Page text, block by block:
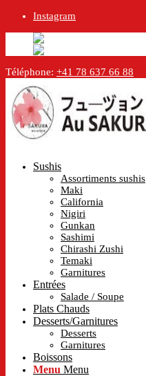
Instagram
Téléphone: +41 78 637 66 88
Sushis
Assortiments sushis
Maki
California
Nigiri
Gunkan
Sashimi
Chirashi Zushi
Temaki
Garnitures
Entrées
Salade / Soupe
Plats Chauds
Desserts/Garnitures
Desserts
Garnitures
Boissons
Menu Menu